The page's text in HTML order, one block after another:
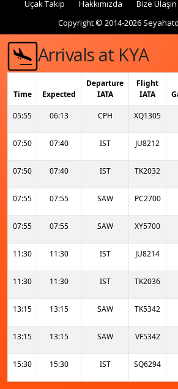
Uçak Takip Hakkımızda Bize Ulaşın
Copyright © 2014-2026
Arrivals at KYA
Time Expected
Departure
IATA
Flight
IATA
05:55 06:13 CPH XQ1305
07:50 07:40 IST JU8212
07:50 07:40 IST TK2032
07:55 07:55 SAW PC2700
07:55 07:55 SAW XY5700
11:30 11:30 IST JU8214
11:30 11:30 IST TK2036
13:15 13:15 SAW TK5342
13:15 13:15 SAW VF5342
15:30 15:30 IST SQ6294